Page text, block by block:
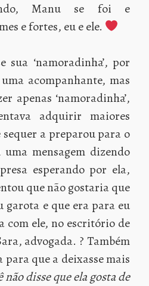
Manu se foi e
e fortes, eu e ele.
‘namoradinha’, por
acompanhante, mas
apenas ‘namoradinha’,
adquirir maiores
a preparou para o
mensagem dizendo
esperando por ela,
que não gostaria que
garota e que era para eu
com ele, no escritório de
advogada. ? Também
que a deixasse mais
não disse que ela gosta de